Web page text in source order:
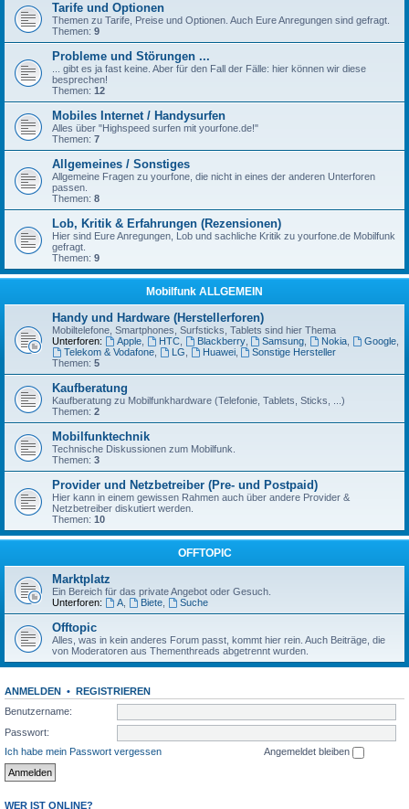
Tarife und Optionen
Themen zu Tarife, Preise und Optionen. Auch Eure Anregungen sind gefragt.
Themen: 9
Probleme und Störungen ...
... gibt es ja fast keine. Aber für den Fall der Fälle: hier können wir diese
besprechen!
Themen: 12
Mobiles Internet / Handysurfen
Alles über "Highspeed surfen mit yourfone.de!"
Themen: 7
Allgemeines / Sonstiges
Allgemeine Fragen zu yourfone, die nicht in eines der anderen Unterforen
passen.
Themen: 8
Lob, Kritik & Erfahrungen (Rezensionen)
Hier sind Eure Anregungen, Lob und sachliche Kritik zu yourfone.de Mobilfunk
gefragt.
Themen: 9
Mobilfunk ALLGEMEIN
Handy und Hardware (Herstellerforen)
Mobiltelefone, Smartphones, Surfsticks, Tablets sind hier Thema
Unterforen:
Apple, HTC, Blackberry, Samsung Nokia Google
Telekom & Vodafone, LG Huawei,
Sonstige Hersteller
Themen: 5
Kaufberatung
Kaufberatung zu Mobilfunkhardware (Telefonie, Tablets, Sticks, ...)
Themen: 2
Mobilfunktechnik
Technische Diskussionen zum Mobilfunk.
Themen: 3
Provider und Netzbetreiber (Pre- und Postpaid)
Hier kann in einem gewissen Rahmen auch über andere Provider &
Netzbetreiber diskutiert werden.
Themen: 10
OFFTOPIC
Marktplatz
Ein Bereich für das private Angebot oder Gesuch.
Unterforen:
A, Biete, Suche
Offtopic
Alles, was in kein anderes Forum passt, kommt hier rein. Auch Beiträge, die
von Moderatoren aus Thementhreads abgetrennt wurden.
ANMELDEN • REGISTRIEREN
Benutzername:
Passwort:
Ich habe mein Passwort vergessen
Angemeldet bleiben
WER IST ONLINE?